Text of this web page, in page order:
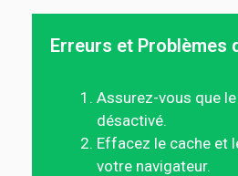
Erreurs et Problèmes
Assurez-vous que
désactivé.
Effacez le cache et
votre navigateur.